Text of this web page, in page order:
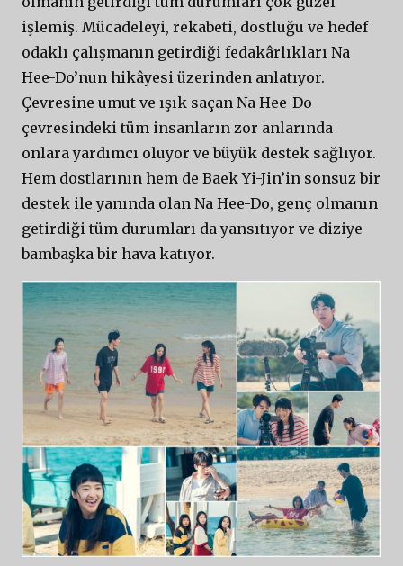
işlemiş. Mücadeleyi, rekabeti, dostluğu ve hedef
odaklı çalışmanın getirdiği fedakârlıkları Na
Hee-Do’nun hikâyesi üzerinden anlatıyor.
Çevresine umut ve ışık saçan Na Hee-Do
çevresindeki tüm insanların zor anlarında
onlara yardımcı oluyor ve büyük destek sağlıyor.
Hem dostlarının hem de Baek Yi-Jin’in sonsuz bir
destek ile yanında olan Na Hee-Do, genç olmanın
getirdiği tüm durumları da yansıtıyor ve diziye
bambaşka bir hava katıyor.